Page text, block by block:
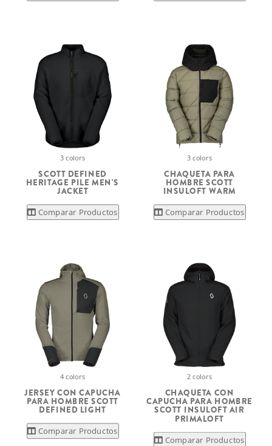
3 colors
SCOTT DEFINED
HERITAGE PILE MEN'S
JACKET
Comparar Productos
3 colors
CHAQUETA PARA
HOMBRE SCOTT
INSULOFT WARM
Comparar Productos
4 colors
JERSEY CON CAPUCHA
PARA HOMBRE SCOTT
DEFINED LIGHT
Comparar Productos
2 colors
CHAQUETA CON
CAPUCHA PARA HOMBRE
SCOTT INSULOFT AIR
PRIMALOFT
Comparar Productos